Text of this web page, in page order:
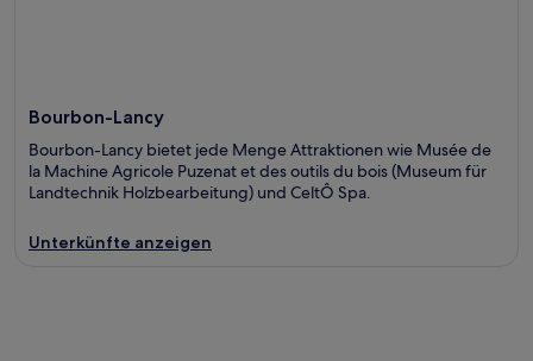
Bourbon-Lancy
Bourbon-Lancy bietet jede Menge Attraktionen wie Musée de
la Machine Agricole Puzenat et des outils du bois (Museum für
Landtechnik Holzbearbeitung) und CeltÔ Spa.
Unterkünfte anzeigen